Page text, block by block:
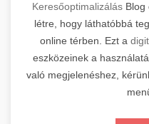
KeresőoptimalizálásBlog
létre, hogy láthatóbbá
online térben. Ezt a
eszközeinek a
való megjelenéshez,